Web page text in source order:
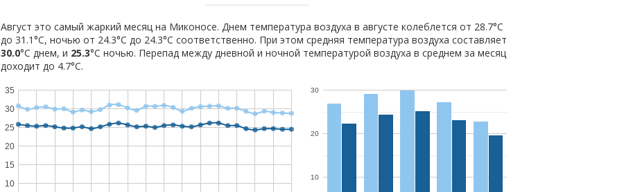
Август это самый жаркий месяц на Миконосе. Днем температура воздуха в августе колеблется от 28.7°C
до 31.1°C, ночью от 24.3°C до 24.3°C соответственно. При этом средняя температура воздуха составляет
30.0°C днем, и 25.3°C ночью. Перепад между дневной и ночной температурой воздуха в среднем за месяц
доходит до 4.7°С.
10
15
20
25
30
35
10
20
30